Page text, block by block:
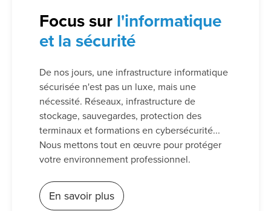
Focus surl'informatique
et la sécurité
De nos jours, une infrastructure informatique
sécurisée n'est pas un luxe, mais une
nécessité. Réseaux, infrastructure de
stockage, sauvegardes, protection des
terminaux et formations en cybersécurité...
Nous mettons tout en œuvre pour protéger
votre environnement professionnel.
En savoir plus